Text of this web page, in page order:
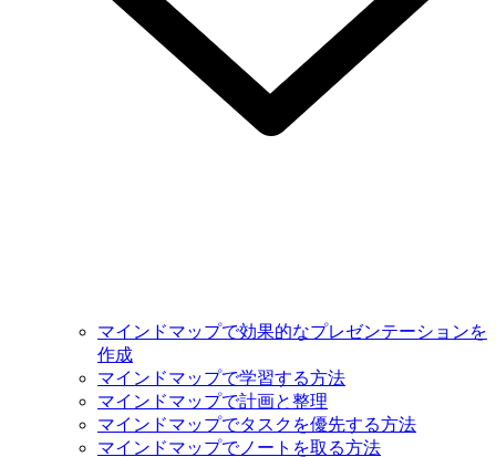
マインドマップで効果的なプレゼンテーションを
作成
マインドマップで学習する方法
マインドマップで計画と整理
マインドマップでタスクを優先する方法
マインドマップでノートを取る方法